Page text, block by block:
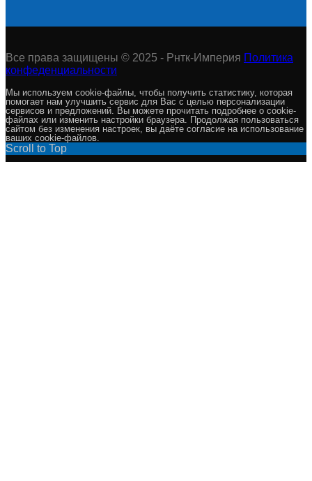
Все права защищены © 2025 - Рнтк-Империя Политика
конфеденциальности
Мы используем cookie-файлы, чтобы получить статистику, которая
помогает нам улучшить сервис для Вас с целью персонализации
сервисов и предложений. Вы можете прочитать подробнее о cookie-
файлах или изменить настройки браузера. Продолжая пользоваться
сайтом без изменения настроек, вы даёте согласие на использование
ваших cookie-файлов.
Scroll to Top